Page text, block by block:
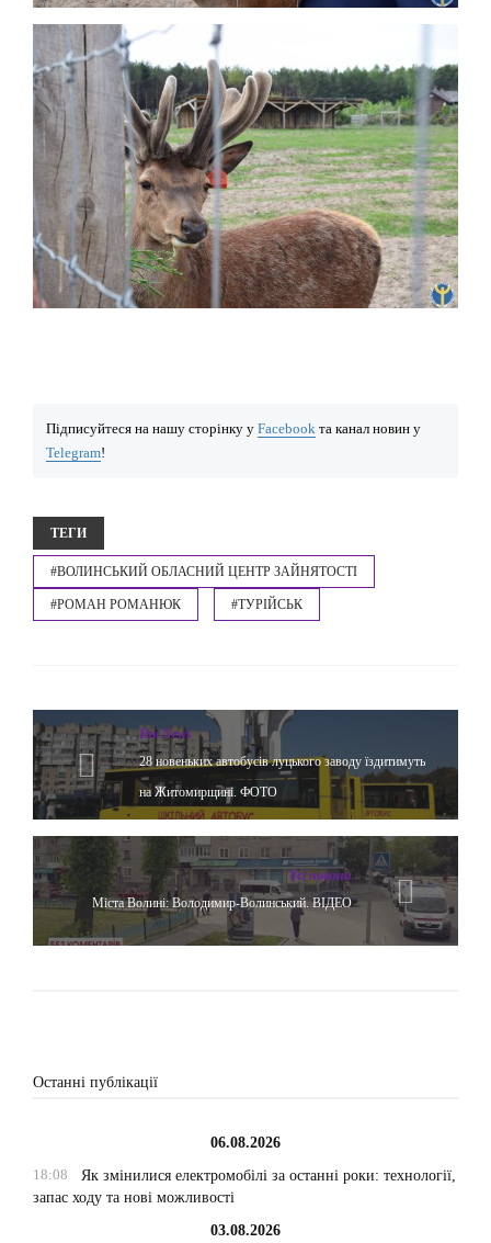
Підписуйтеся на нашу сторінку у Facebook та канал новин у
Telegram!
ТЕГИ
#ВОЛИНСЬКИЙ ОБЛАСНИЙ ЦЕНТР ЗАЙНЯТОСТІ
#РОМАН РОМАНЮК #ТУРІЙСЬК
Hot News
28 новеньких автобусів луцького заводу їздитимуть
на Житомирщині. ФОТО
Yсі новини
Міста Волині: Володимир-Волинський. ВІДЕО
Останні публікації
06.08.2026
18:08
Як змінилися електромобілі за останні роки: технології,
запас ходу та нові можливості
03.08.2026